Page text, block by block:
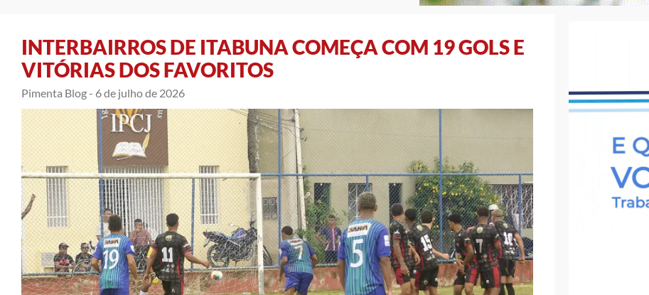
INTERBAIRROS DE ITABUNA COMEÇA COM 19 GOLS E
VITÓRIAS DOS FAVORITOS
Pimenta Blog - 6 de julho de 2026